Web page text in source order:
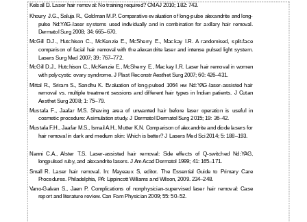
Kelsall D. Laser hair removal: No training required? CMAJ 2010; 182: 743.
Khoury J.G., Saluja R., Goldman M.P. Comparative evaluation of long-pulse alexandrite and long-
pulse Nd:YAG-laser systems used individually and in combination for axillary hair removal.
Dermatol Surg 2008; 34: 665–670.
McGill D.J., Hutchison C., McKenzie E., McSherry E., Mackay I.R. A randomised, split-face
comparison of facial hair removal with the alexandrite laser and intense pulsed light system.
Lasers Surg Med 2007; 39: 767–772.
McGill D.J., Hutchison C., McKenzie E., McSherry E., Mackay I.R. Laser hair removal in women
with polycystic ovary syndrome. J Plast Reconstr Aesthet Surg 2007; 60: 426–431.
Mittal R., Sriram S., Sandhu K. Evaluation of long-pulsed 1064 нм Nd:YAG-laser-assisted hair
removal vs. multiple treatment sessions and different hair types in Indian patients. J Cutan
Aesthet Surg 2008; 1: 75–79.
Mustafa F., Jaafar M.S. Shaving area of unwanted hair before laser operation is useful in
cosmetic procedure: A simulation study. J Dermatol Dermatol Surg 2015; 19: 36–42.
Mustafa F.H., Jaafar M.S., Ismail A.H., Mutter K.N. Comparison of alexandrite and diode lasers for
hair removal in dark and medium skin: Which is better? J Lasers Med Sci 2014; 5: 188–193.
Nanni C.A., Alster T.S. Laser-assisted hair removal: Side effects of Q-switched Nd:YAG,
longpulsed ruby, and alexandrite lasers. J Am Acad Dermatol 1999; 41: 165–171.
Small R. Laser hair removal. In: Mayeaux S, editor. The Essential Guide to Primary Care
Procedures. Philadelphia, PA: Lippincott Williams and Wilson, 2009. 234–248.
Vano-Galvan S., Jaen P. Complications of nonphysician-supervised laser hair removal: Case
report and literature review. Can Fam Physician 2009; 55: 50–52.